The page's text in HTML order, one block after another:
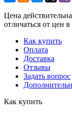
Цена
отличаться от цен
Как купить
Оплата
Доставка
Отзывы
Задать вопрос
Как купить